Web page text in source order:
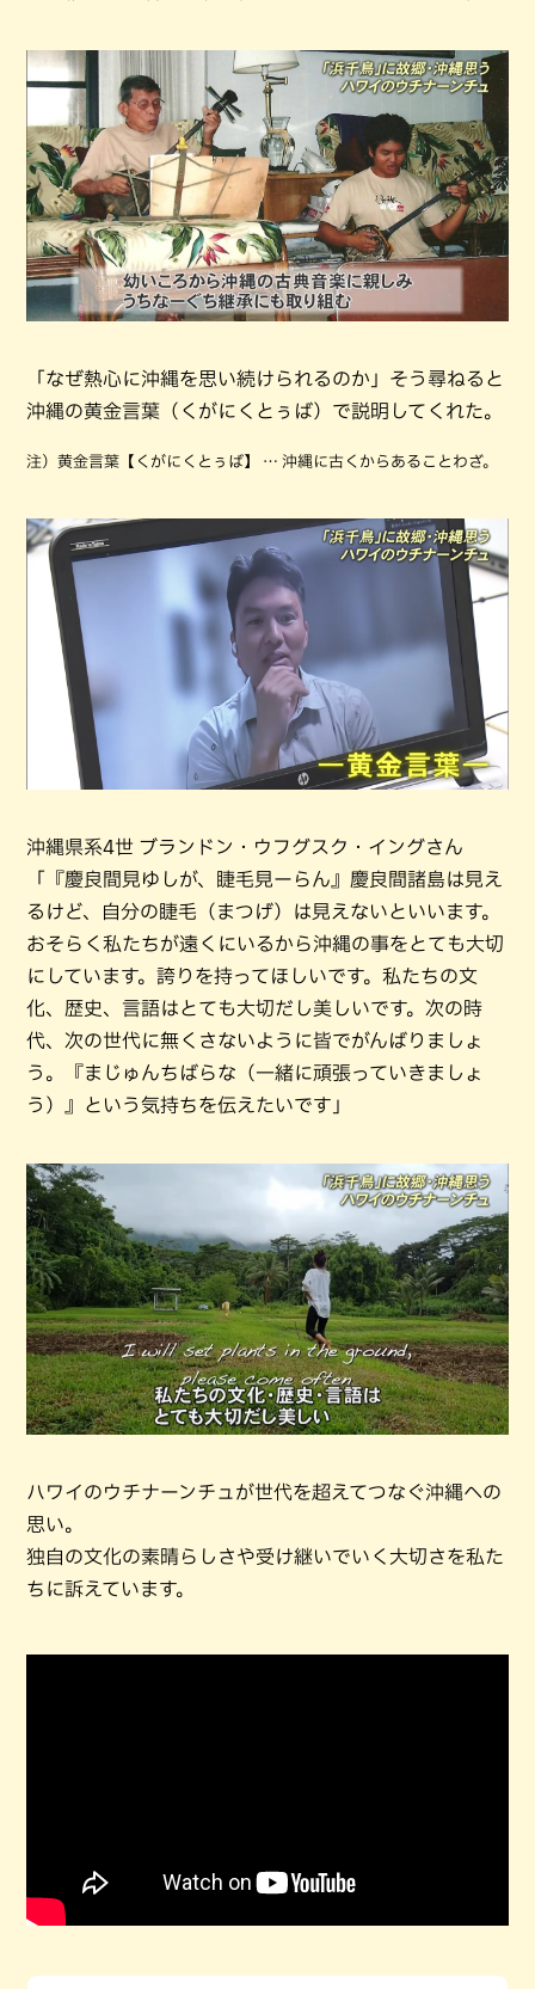
「なぜ熱心に沖縄を思い続けられるのか」そう尋ねると
沖縄の黄金言葉（くがにくとぅば）で説明してくれた。
注）黄金言葉【くがにくとぅば】 … 沖縄に古くからあることわざ。
沖縄県系4世 ブランドン・ウフグスク・イングさん
「『慶良間見ゆしが、睫毛見ーらん』慶良間諸島は見え
るけど、自分の睫毛（まつげ）は見えないといいます。
おそらく私たちが遠くにいるから沖縄の事をとても大切
にしています。誇りを持ってほしいです。私たちの文
化、歴史、言語はとても大切だし美しいです。次の時
代、次の世代に無くさないように皆でがんばりましょ
う。『まじゅんちばらな（一緒に頑張っていきましょ
う）』という気持ちを伝えたいです」
ハワイのウチナーンチュが世代を超えてつなぐ沖縄への
思い。
独自の文化の素晴らしさや受け継いでいく大切さを私た
ちに訴えています。